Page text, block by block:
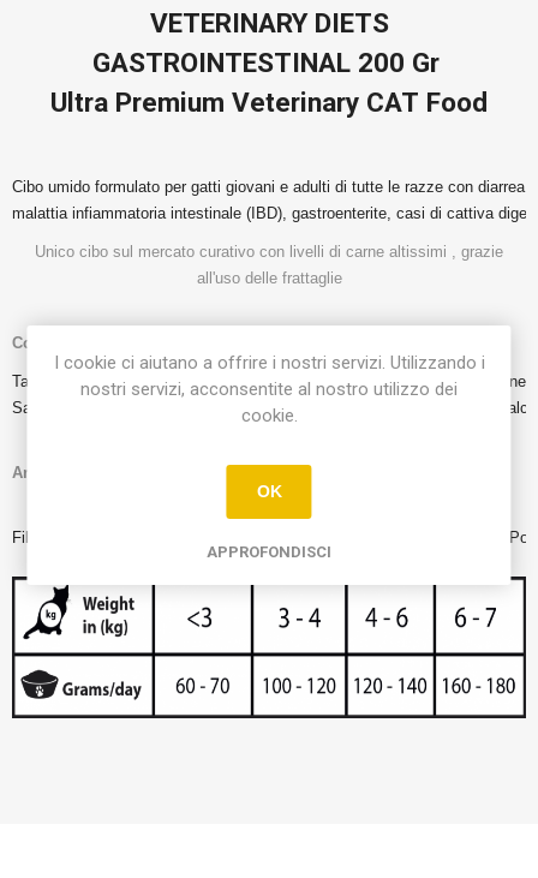
VETERINARY DIETS
GASTROINTESTINAL 200 Gr
Ultra Premium Veterinary CAT Food
Cibo umido formulato per gatti giovani e adulti di tutte le razze con diarrea
malattia infiammatoria intestinale (IBD), gastroenterite, casi di cattiva
Unico cibo sul mercato curativo con livelli di carne altissimi , grazie
all'uso delle frattaglie
Composizione
Tacchino (carne, cuore e fegato) (53%), Brodo di carne, Zucca (7%),
Salmone (0,5%), MOS (0,2%), argilla medicinale (0,1%), carbonato di
Analisi nutrizionale:
Fibre 0,7%, Cenere 2,4%, Umidità 80%, Calcio 0,23%, Fosforo 0,18%,
I cookie ci aiutano a offrire i nostri servizi. Utilizzando i
nostri servizi, acconsentite al nostro utilizzo dei
cookie.
OK
APPROFONDISCI